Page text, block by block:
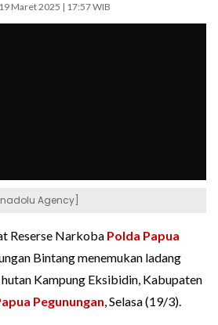
Maret 2025 | 17:57 WIB
Agency]
Reserse Narkoba Polda Papua
Bintang menemukan ladang
Kampung Eksibidin, Kabupaten
Pegunungan, Selasa (19/3).